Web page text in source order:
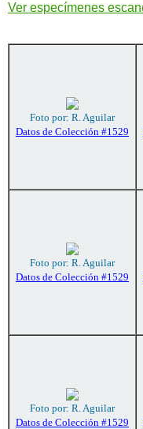
Ver especímenes
Foto por: R. Aguilar
Datos de Colección #1529
Foto por: R. Aguilar
Datos de Colección #1529
Foto por: R. Aguilar
Datos de Colección #1529